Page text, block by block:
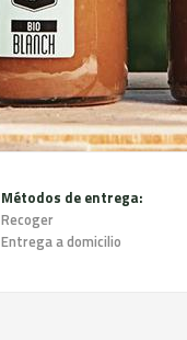
Métodos de entrega:
Recoger
Entrega a domicilio